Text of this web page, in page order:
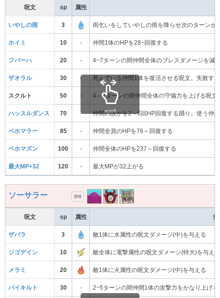
呪文 sp 属性
いやしの雨 3 雨乞いをしていやしの雨を降らせ次のターン
ホイミ 10 - 仲間1体のHPを28~回復する
フバーハ 20 - 4~7ターンの間仲間全体のブレスダメージを減
ザオラル 30 - 死んでいる仲間1体を復活させる呪文。失敗す
スクルト 50 - 4～7ターンの間仲間全体の守備力を上げる呪文
ハッスルダンス 70 - 仲間の誰かを2～6回HP回復する踊り。使う仲
ベホマラー 85 - 仲間全員のHPを76～回復する
ベホマズン 100 - 仲間全体のHPを237～回復する
最大MP+32 120 - 最大MPが32上がる
scroll
ソーサラー 習得
呪文 sp 属性 効
ザバラ 3 敵1体に水属性の呪文ダメージ(中)を与える
ジゴデイン 10 敵全体に電撃属性の呪文ダメージ(特大)を与える
メラミ 20 敵1体に火属性の呪文ダメージ(中)を与える
バイキルト 30 - 2~5ターンの間仲間1体の攻撃力をかなり上げる